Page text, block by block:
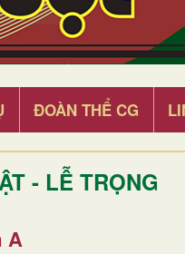
ĐOÀN THỂ CG
- LỄ TRỌNG
A